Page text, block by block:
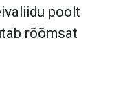
poolt
rõõmsat